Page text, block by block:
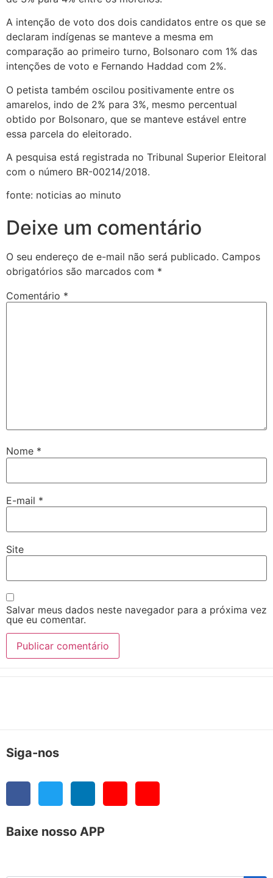
A intenção de voto dos dois candidatos entre os que se
declaram indígenas se manteve a mesma em
comparação ao primeiro turno, Bolsonaro com 1% das
intenções de voto e Fernando Haddad com 2%.
O petista também oscilou positivamente entre os
amarelos, indo de 2% para 3%, mesmo percentual
obtido por Bolsonaro, que se manteve estável entre
essa parcela do eleitorado.
A pesquisa está registrada no Tribunal Superior Eleitoral
com o número BR-00214/2018.
fonte: noticias ao minuto
Deixe um comentário
O seu endereço de e-mail não será publicado. Campos
obrigatórios são marcados com *
Comentário *
Nome *
E-mail *
Site
Salvar meus dados neste navegador para a próxima vez
que eu comentar.
Siga-nos
Baixe nosso APP